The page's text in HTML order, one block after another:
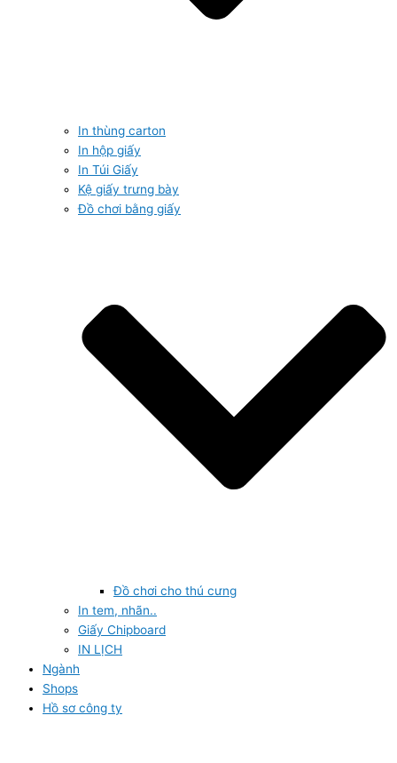
In thùng carton
In hộp giấy
In Túi Giấy
Kệ giấy trưng bày
Đồ chơi bằng giấy
Đồ chơi cho thú cưng
In tem, nhãn..
Giấy Chipboard
IN LỊCH
Ngành
Shops
Hồ sơ công ty